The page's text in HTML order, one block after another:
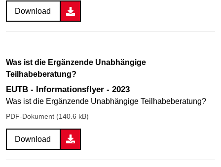
Download
Was ist die Ergänzende Unabhängige
Teilhabeberatung?
EUTB - Informationsflyer - 2023
Was ist die Ergänzende Unabhängige Teilhabeberatung?
PDF-Dokument (140.6 kB)
Download